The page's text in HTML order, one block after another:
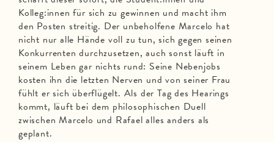
Kolleg:innen für sich zu gewinnen und macht ihm
den Posten streitig. Der unbeholfene Marcelo hat
nicht nur alle Hände voll zu tun, sich gegen seinen
Konkurrenten durchzusetzen, auch sonst läuft in
seinem Leben gar nichts rund: Seine Nebenjobs
kosten ihn die letzten Nerven und von seiner Frau
fühlt er sich überflügelt. Als der Tag des Hearings
kommt, läuft bei dem philosophischen Duell
zwischen Marcelo und Rafael alles anders als
geplant.